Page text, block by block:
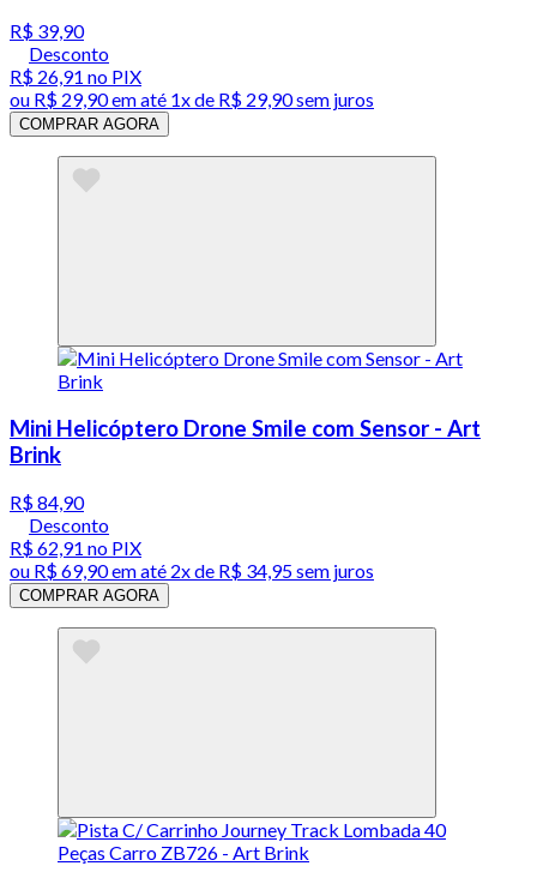
R$ 39,90
Desconto
R$ 26,91 no PIX
ou R$ 29,90em até 1x de R$ 29,90sem juros
COMPRAR AGORA
Mini Helicóptero Drone Smile com Sensor - Art
Brink
R$ 84,90
Desconto
R$ 62,91 no PIX
ou R$ 69,90em até 2x de R$ 34,95 sem juros
COMPRAR AGORA